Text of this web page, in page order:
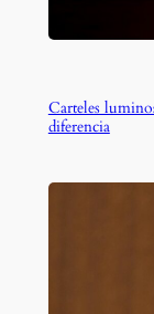
Carteles
diferencia